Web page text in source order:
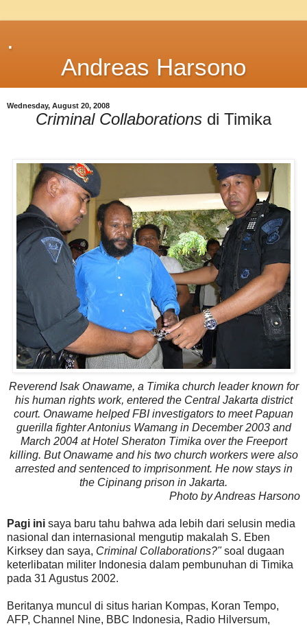
.
Andreas Harsono
Wednesday, August 20, 2008
Criminal Collaborations di Timika
Reverend Isak Onawame, a Timika church leader known for
his human rights work, entered the Central Jakarta district
court. Onawame helped FBI investigators to meet Papuan
guerilla fighter Antonius Wamang in December 2003 and
March 2004 at Hotel Sheraton Timika over the Freeport
killing. But Onawame and his two church workers were also
arrested and sentenced to imprisonment. He now stays in
the Cipinang prison in Jakarta.
Photo by Andreas Harsono
Pagi ini saya baru tahu bahwa ada lebih dari selusin media
nasional dan internasional mengutip makalah S. Eben
Kirksey dan saya, Criminal Collaborations?"soal dugaan
keterlibatan militer Indonesia dalam pembunuhan di Timika
pada 31 Agustus 2002.
Beritanya muncul di situs harian Kompas, Koran Tempo,
AFP, Channel Nine, BBC Indonesia, Radio Hilversum,